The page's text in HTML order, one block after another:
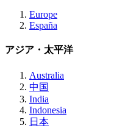
Europe
España
アジア・太平洋
Australia
中国
India
Indonesia
日本